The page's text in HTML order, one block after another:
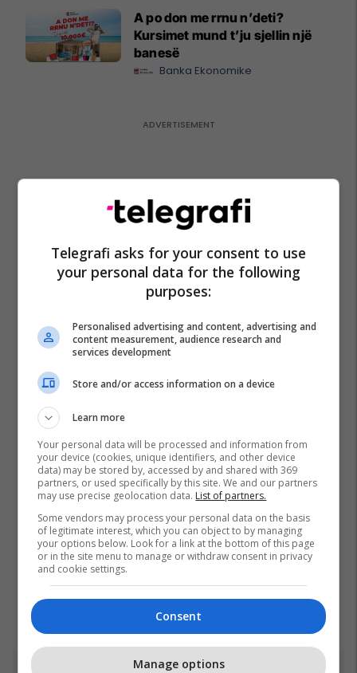
A po don me rrnu n’deti?
Kursimet mund t’ju sjellin një
banesë
Banka Ekonomike
Telegrafi asks for your consent to use
your personal data for the following
purposes:
Personalised advertising and content, advertising and
content measurement, audience research and
services development
Store and/or access information on a device
Learn more
Your personal data will be processed and information from
your device (cookies, unique identifiers, and other device
data) may be stored by, accessed by and shared with 369
partners, or used specifically by this site. We and our partners
may use precise geolocation data. List of partners.
Some vendors may process your personal data on the basis
of legitimate interest, which you can object to by managing
your options below. Look for a link at the bottom of this page
or in the site menu to manage or withdraw consent in privacy
and cookie settings.
Consent
Manage options